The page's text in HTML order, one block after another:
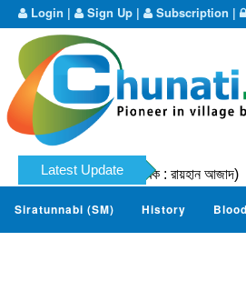
Login | Sign Up | Subscription |
Latest Update
নাযের । (মূল লেখক : রায়হান আজাদ)
Siratunnabi (SM) History